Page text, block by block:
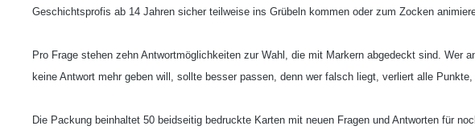
Geschichtsprofis ab 14 Jahren sicher teilweise ins Grübeln kommen oder zum Zocken
Pro Frage stehen zehn Antwortmöglichkeiten zur Wahl, die mit Markern abgedeckt sind.
keine Antwort mehr geben will, sollte besser passen, denn wer falsch liegt, verliert alle
Die Packung beinhaltet 50 beidseitig bedruckte Karten mit neuen Fragen und Antworten für